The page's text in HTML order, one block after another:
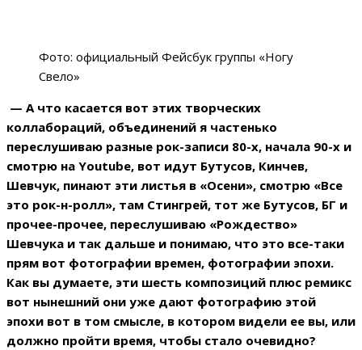
Фото: официальный Фейсбук группы «Ногу
Свело»
— А что касается вот этих творческих
коллабораций, объединений я частенько
переслушиваю разные рок-записи 80-х, начала 90-х и
смотрю на Youtube, вот идут Бутусов, Кинчев,
Шевчук, пинают эти листья в «Осени», смотрю «Все
это рок-н-ролл», там Стингрей, тот же Бутусов, БГ и
прочее-прочее, переслушиваю «Рождество»
Шевчука и так дальше и понимаю, что это все-таки
прям вот фотографии времен, фотографии эпохи.
Как вы думаете, эти шесть композиций плюс ремикс
вот нынешний они уже дают фотографию этой
эпохи вот в том смысле, в котором видели ее вы, или
должно пройти время, чтобы стало очевидно?